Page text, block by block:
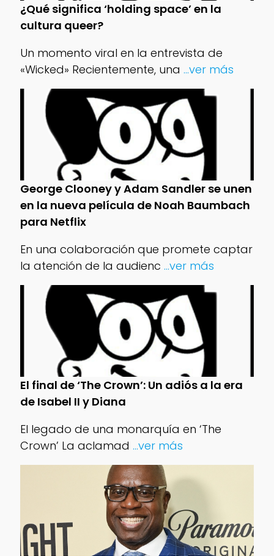
¿Qué significa ‘holding space’ en la
cultura queer?
Un momento viral en la entrevista de
«Wicked» Recientemente, una ...ver más
George Clooney y Adam Sandler se unen
en la nueva película de Noah Baumbach
para Netflix
En una colaboración que promete captar
la atención de la audienc ...ver más
El final de ‘The Crown’: Un adiós a la era
de Isabel II y Diana
El legado de una monarquía en ‘The
Crown’ La aclamad ...ver más